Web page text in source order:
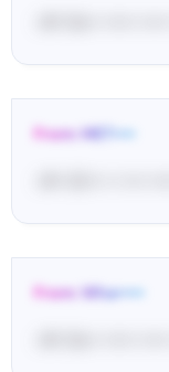
<#• De•• ••••••
From: MET••••
From: Wha•••••
<#• De•• ••••••